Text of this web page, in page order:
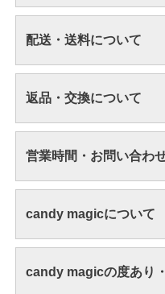
配送・送料について
返品・交換について
営業時間・お問い合わ
candy magicについて
candy magicの度あり